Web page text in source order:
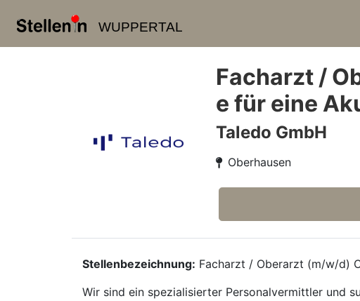
WUPPERTAL
Facharzt /
e für eine
Taledo GmbH
Oberhausen
Stellenbezeichnung: Facharzt / Oberarzt (m/w/d)
Wir sind ein spezialisierter Personalvermittler und